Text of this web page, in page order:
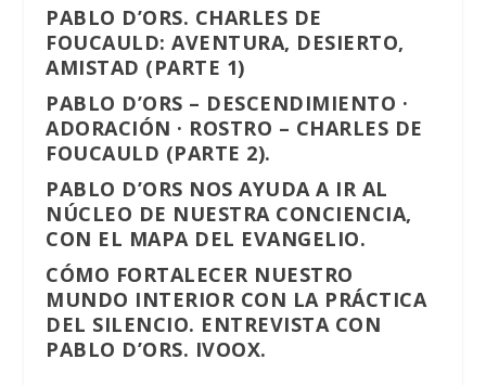
PABLO D’ORS. CHARLES DE
FOUCAULD: AVENTURA, DESIERTO,
AMISTAD (PARTE 1)
PABLO D’ORS – DESCENDIMIENTO ·
ADORACIÓN · ROSTRO – CHARLES DE
FOUCAULD (PARTE 2).
PABLO D’ORS NOS AYUDA A IR AL
NÚCLEO DE NUESTRA CONCIENCIA,
CON EL MAPA DEL EVANGELIO.
CÓMO FORTALECER NUESTRO
MUNDO INTERIOR CON LA PRÁCTICA
DEL SILENCIO. ENTREVISTA CON
PABLO D’ORS. IVOOX.